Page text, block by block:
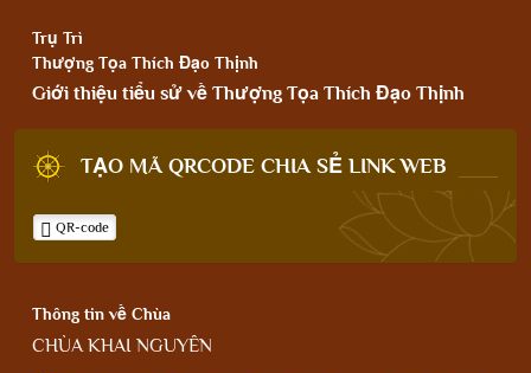
Trụ Trì
Thượng Tọa Thích Đạo Thịnh
Giới thiệu tiểu sử về Thượng Tọa Thích Đạo Thịnh
TẠO MÃ QRCODE CHIA SẺ LINK WEB
QR-code
Thông tin về Chùa
CHÙA KHAI NGUYÊN